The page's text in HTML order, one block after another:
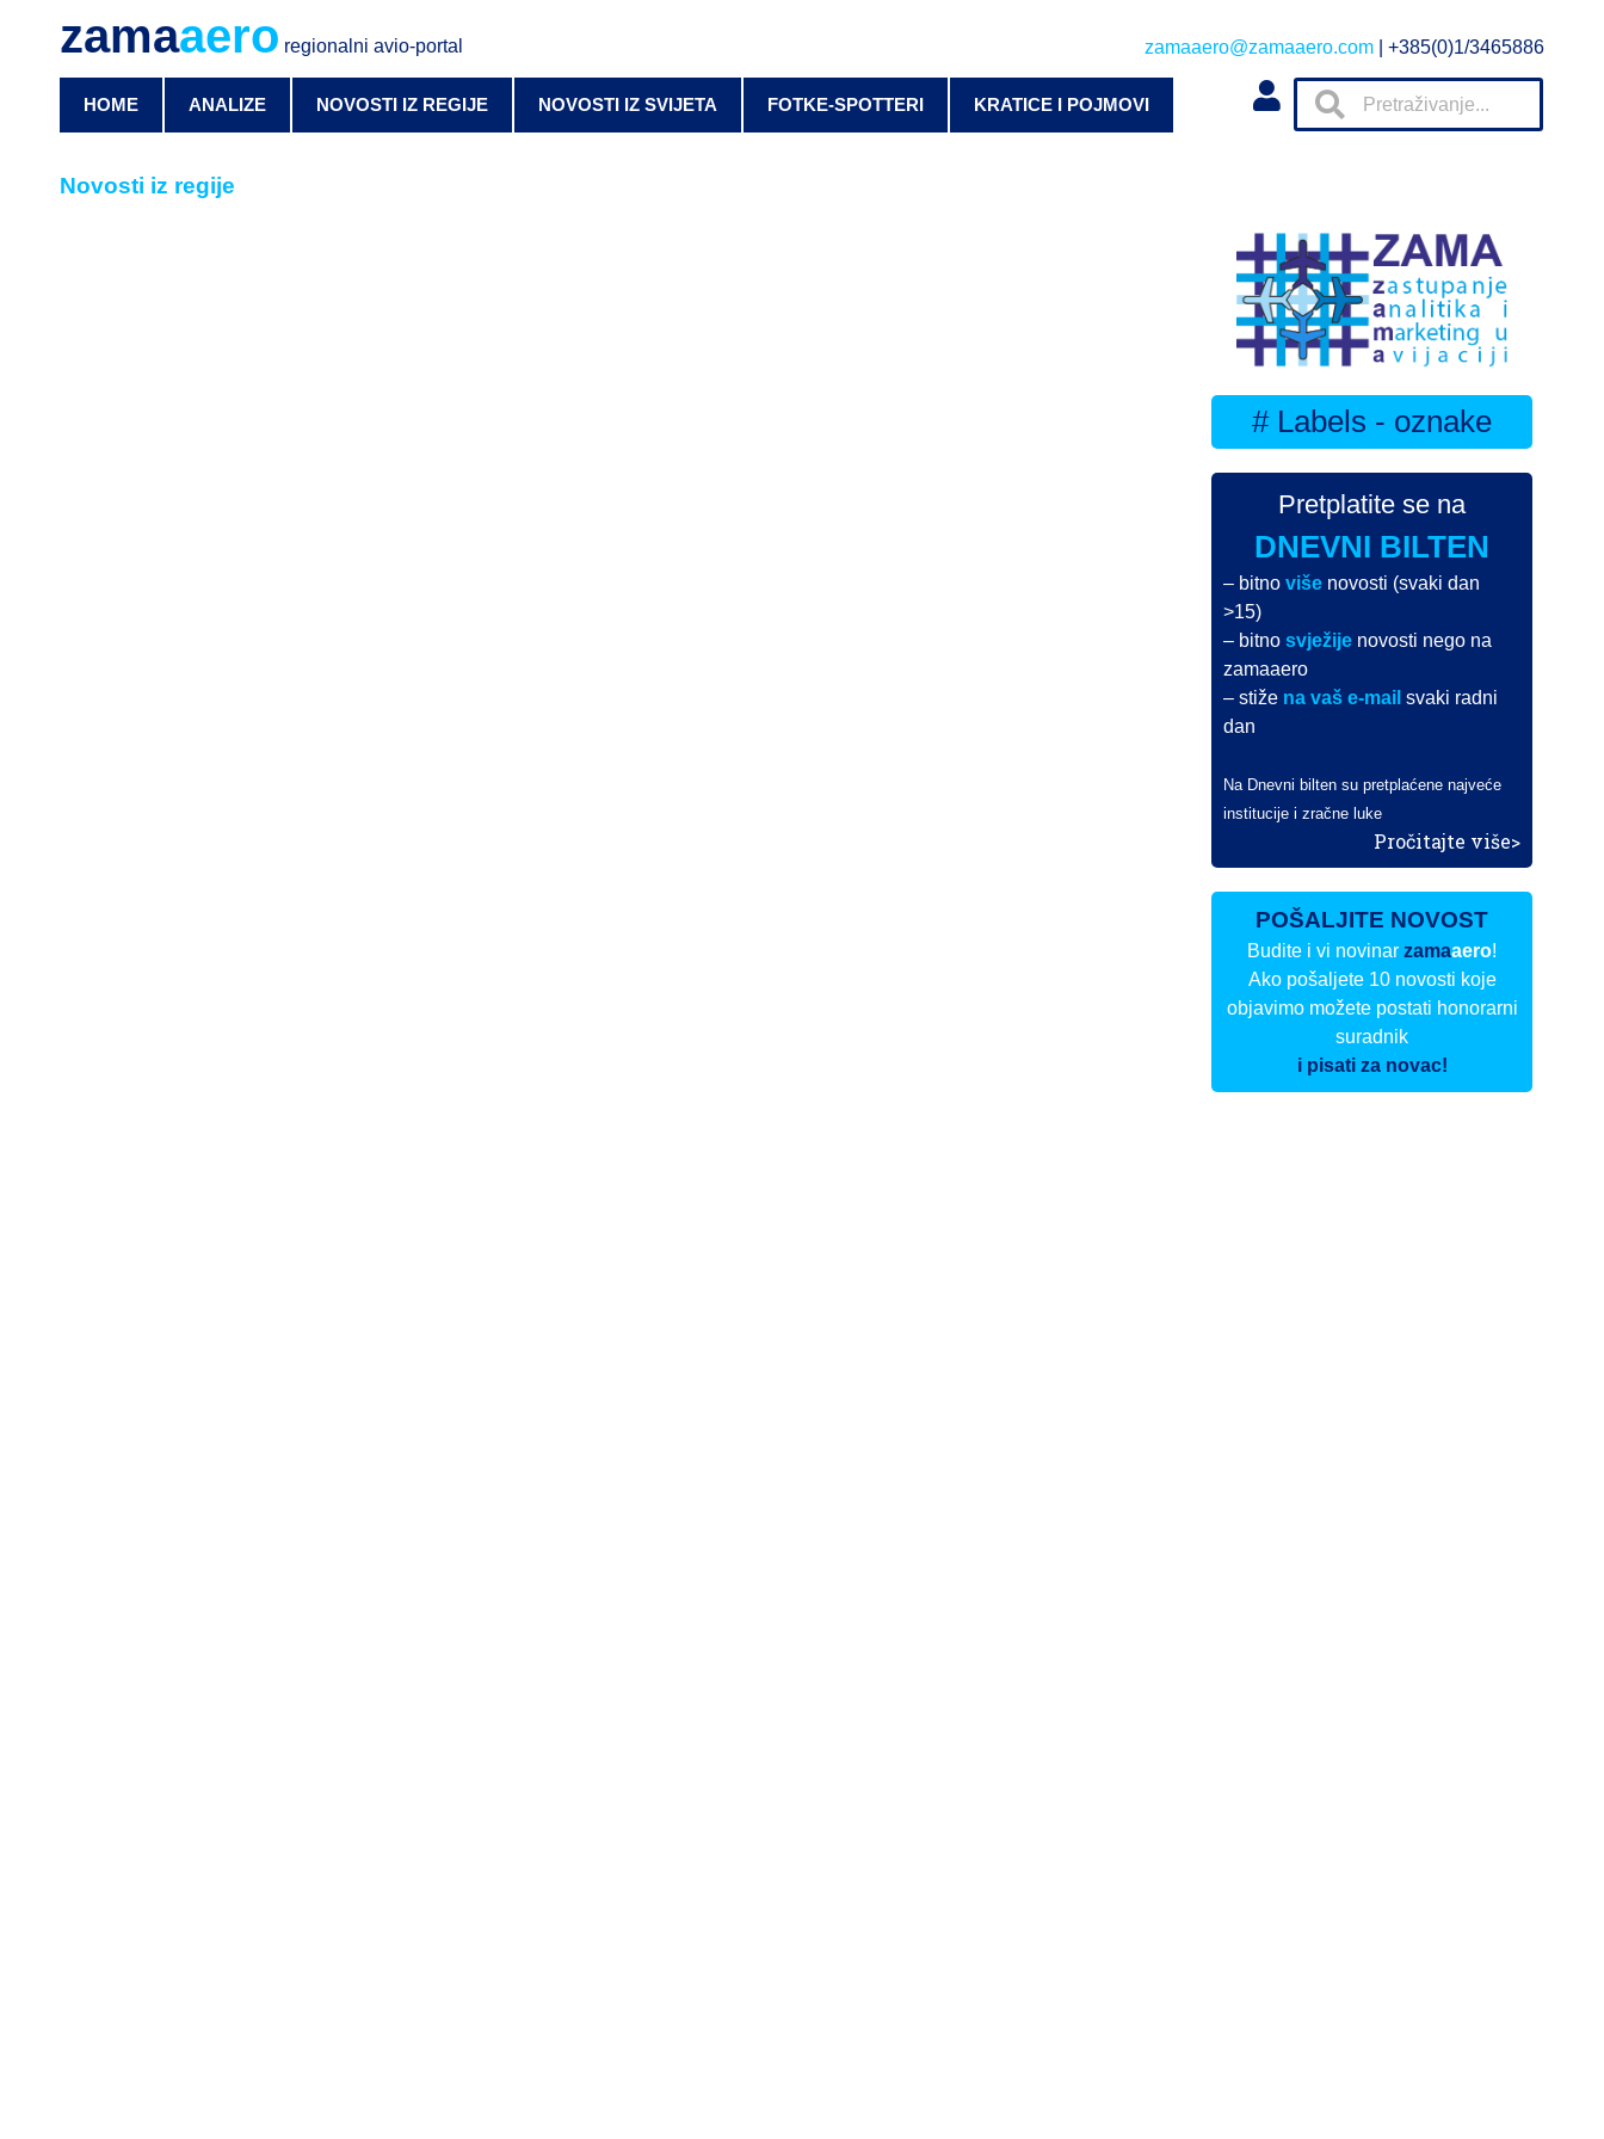
zamaaero regionalni avio-portal zamaaero@zamaaero.com | +385(0)1/3465886
HOME ANALIZE NOVOSTI IZ REGIJE NOVOSTI IZ SVIJETA FOTKE-SPOTTERI KRATICE I POJMOVI
Novosti iz regije
# Labels - oznake
Pretplatite se na
DNEVNI BILTEN
– bitnoviše novosti (svaki dan
>15)
– bitnosvježije novosti nego na
zamaaero
– stiže na vaš e-mail svaki radni
dan
Na Dnevni bilten su pretplaćene najveće
institucije i zračne luke
Pročitajte više>
POŠALJITE NOVOST
Budite i vi novinarzamaaero!
Ako pošaljete 10 novosti koje
objavimo možete postati honorarni
suradnik
i pisati za novac!